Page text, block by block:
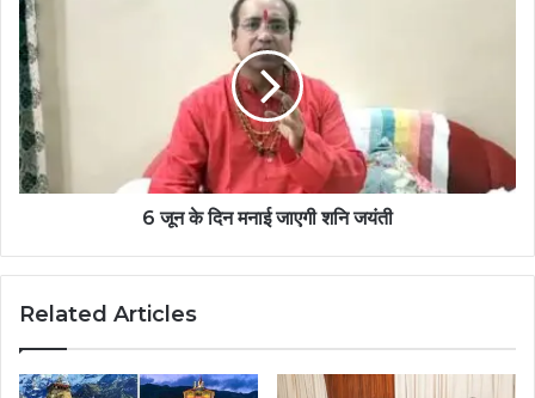
6 जून के दिन मनाई जाएगी शनि जयंती
Related Articles